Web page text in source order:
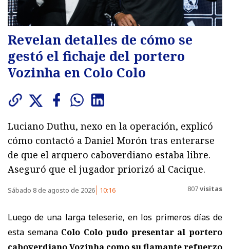
Revelan detalles de cómo se
gestó el fichaje del portero
Vozinha en Colo Colo
Luciano Duthu, nexo en la operación, explicó
cómo contactó a Daniel Morón tras enterarse
de que el arquero caboverdiano estaba libre.
Aseguró que el jugador priorizó al Cacique.
Sábado 8 de agosto de 2026 10:16 807visitas
Luego de una larga teleserie, en los primeros días de
esta semana Colo Colo pudo presentar al portero